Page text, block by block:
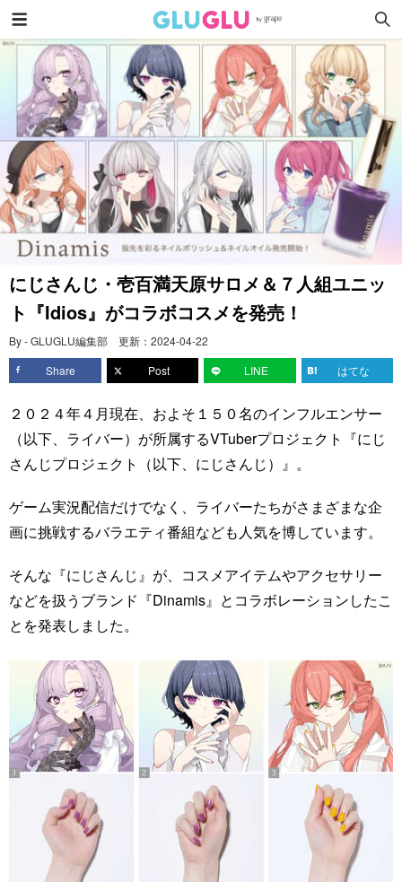
にじさんじ・壱百満天原サロメ＆７人組ユニッ
ト『Idios』がコラボコスメを発売！
By - GLUGLU編集部 更新： 2024-04-22
Share
Post LINE はてな
２０２４年４月現在、およそ１５０名のインフルエンサー
（以下、ライバー）が所属するVTuberプロジェクト『にじ
さんじプロジェクト（以下、にじさんじ）』。
ゲーム実況配信だけでなく、ライバーたちがさまざまな企
画に挑戦するバラエティ番組なども人気を博しています。
そんな『にじさんじ』が、コスメアイテムやアクセサリー
などを扱うブランド『Dinamis』とコラボレーションしたこ
とを発表しました。